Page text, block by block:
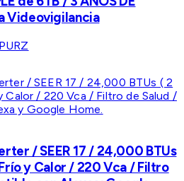
Videovigilancia
/ SEER 17 / 24,000 BTUs
y Calor / 220 Vca / Filtro